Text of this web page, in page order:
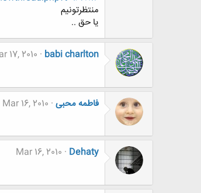
منتظرتونیم
یا حق ..
babi charlton
17, 2010
فاطمه محبی Mar 16, 2010
Dehaty
Mar 16, 2010